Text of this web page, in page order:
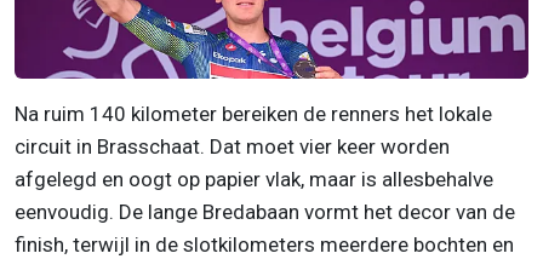
Na ruim 140 kilometer bereiken de renners het lokale
circuit in Brasschaat. Dat moet vier keer worden
afgelegd en oogt op papier vlak, maar is allesbehalve
eenvoudig. De lange Bredabaan vormt het decor van de
finish, terwijl in de slotkilometers meerdere bochten en